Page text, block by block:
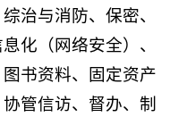
治与消防、保密、
化（网络安全）、
书资料、固定资产
管信访、督办、制